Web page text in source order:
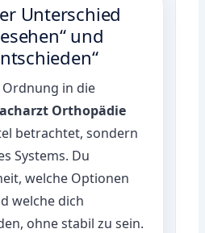
Unterschied
und
in die
Orthopädie
betrachtet, sondern
Systems. Du
welche Optionen
welche dich
ohne stabil zu sein.